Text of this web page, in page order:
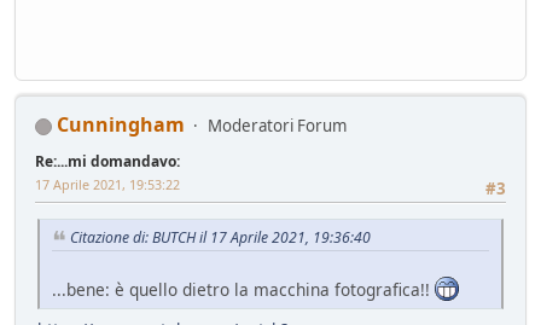
Cunningham Moderatori Forum
Re:...mi domandavo:
#3
17 Aprile 2021, 19:53:22
Citazione di: BUTCH il 17 Aprile 2021, 19:36:40
...bene: è quello dietro la macchina fotografica!!